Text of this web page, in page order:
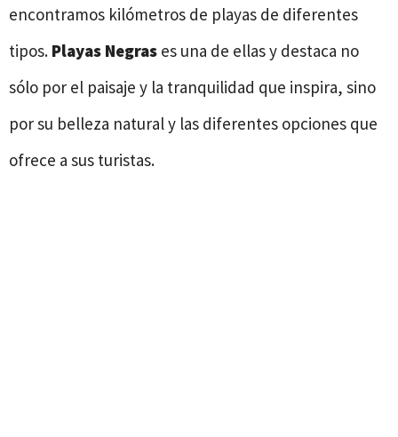
encontramos kilómetros de playas de diferentes
tipos. Playas Negras es una de ellas y destaca no
sólo por el paisaje y la tranquilidad que inspira, sino
por su belleza natural y las diferentes opciones que
ofrece a sus turistas.